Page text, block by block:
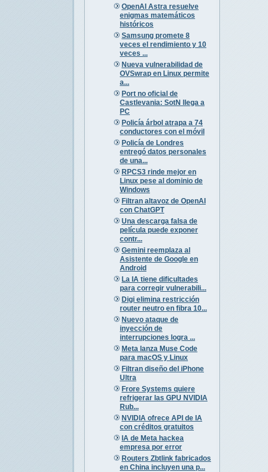
OpenAI Astra resuelve
enigmas matemáticos
históricos
Samsung promete 8
veces el rendimiento y 10
veces ...
Nueva vulnerabilidad de
OVSwrap en Linux permite
a...
Port no oficial de
Castlevania: SotN llega a
PC
Policía árbol atrapa a 74
conductores con el móvil
Policía de Londres
entregó datos personales
de una...
RPCS3 rinde mejor en
Linux pese al dominio de
Windows
Filtran altavoz de OpenAI
con ChatGPT
Una descarga falsa de
película puede exponer
contr...
Gemini reemplaza al
Asistente de Google en
Android
La IA tiene dificultades
para corregir vulnerabili...
Digi elimina restricción
router neutro en fibra 10...
Nuevo ataque de
inyección de
interrupciones logra ...
Meta lanza Muse Code
para macOS y Linux
Filtran diseño del iPhone
Ultra
Frore Systems quiere
refrigerar las GPU NVIDIA
Rub...
NVIDIA ofrece API de IA
con créditos gratuitos
IA de Meta hackea
empresa por error
Routers Zbtlink fabricados
en China incluyen una p...